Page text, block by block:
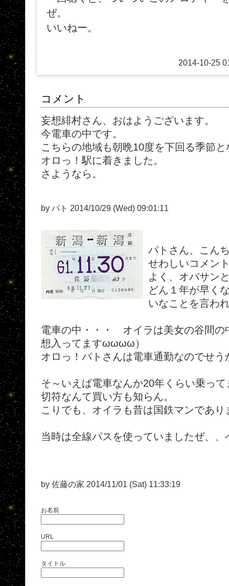
ぜ。
いいねー。
2014-10-25
コメント
妄想緋村さん、おはようございます。
今電車の中です。
こちらの地域も朝晩10度を下回る季節
オロっ！駅に着きました。
さようなら。
by パト 2014/10/29 (Wed) 09:01:11
パトさん、こん
せわしいコメン
よく、オバサン
どん１年が早く
いなことを言わ
電車の中・・・ オイラは美女の谷間の
想入ってますωωωω）
オロっ！パトさんは電車通勤なのでせう
そ～いえば電車なんか20年くらい乗っ
切符なんて買い方も知らん。
こりでも、オイラも昔は国鉄マンであり
当時は全線パスを使っていましたぜ、、
by 佐藤の家 2014/11/01 (Sat) 11:33:19
お名前
URL
タイトル